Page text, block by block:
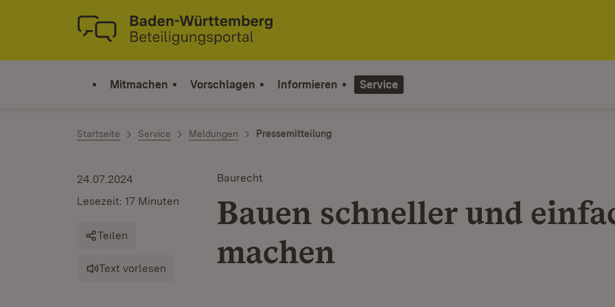
Zum Inhalt springen
Link zur Startseite
Mitmachen Vorschlagen Informieren Service
Startseite Service Meldungen Pressemitteilung
Baurecht
Bauen schneller und
machen
24.07.2024
Lesezeit: 17 Minuten
Teilen
Text vorlesen